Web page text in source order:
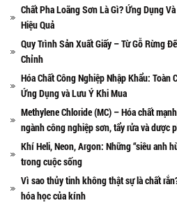
Chất Pha Loãng Sơn Là Gì? Ứng Dụng
Hiệu Quả
Quy Trình Sản Xuất Giấy – Từ Gỗ Rừng
Chỉnh
Hóa Chất Công Nghiệp Nhập Khẩu: Toàn
Ứng Dụng và Lưu Ý Khi Mua
Methylene Chloride (MC) – Hóa chất
ngành công nghiệp sơn, tẩy rửa và dược
Khí Heli, Neon, Argon: Những “siêu anh
trong cuộc sống
Vì sao thủy tinh không thật sự là chất
hóa học của kính